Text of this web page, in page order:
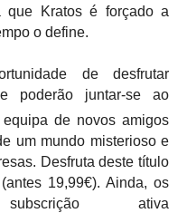
Kratos é forçado a
o define.
de desfrutar
poderão juntar-se ao
de novos amigos
um mundo misterioso e
Desfruta deste título
19,99€). Ainda, os
ativa